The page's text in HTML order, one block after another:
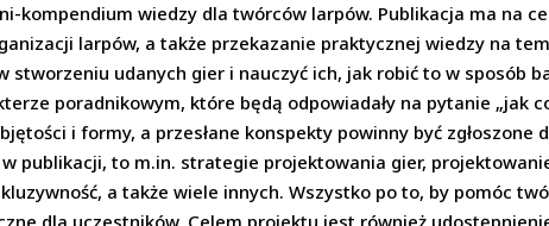
kompendium wiedzy dla twórców larpów. Publikacja ma na
larpów, a także przekazanie praktycznej wiedzy na
stworzeniu udanych gier i nauczyć ich, jak robić to w sposób
poradnikowym, które będą odpowiadały na pytanie „jak
i formy, a przesłane konspekty powinny być zgłoszone
publikacji, to m.in. strategie projektowania gier,
a także wiele innych. Wszystko po to, by pomóc